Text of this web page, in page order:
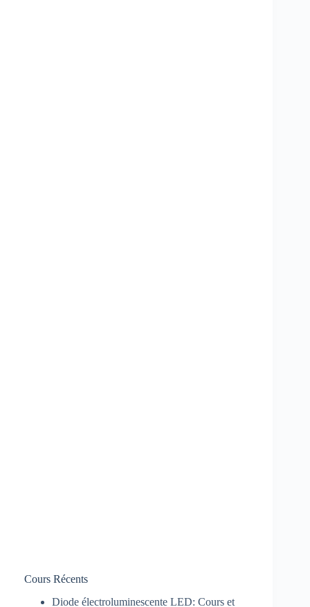
Cours Récents
Diode électroluminescente LED: Cours et